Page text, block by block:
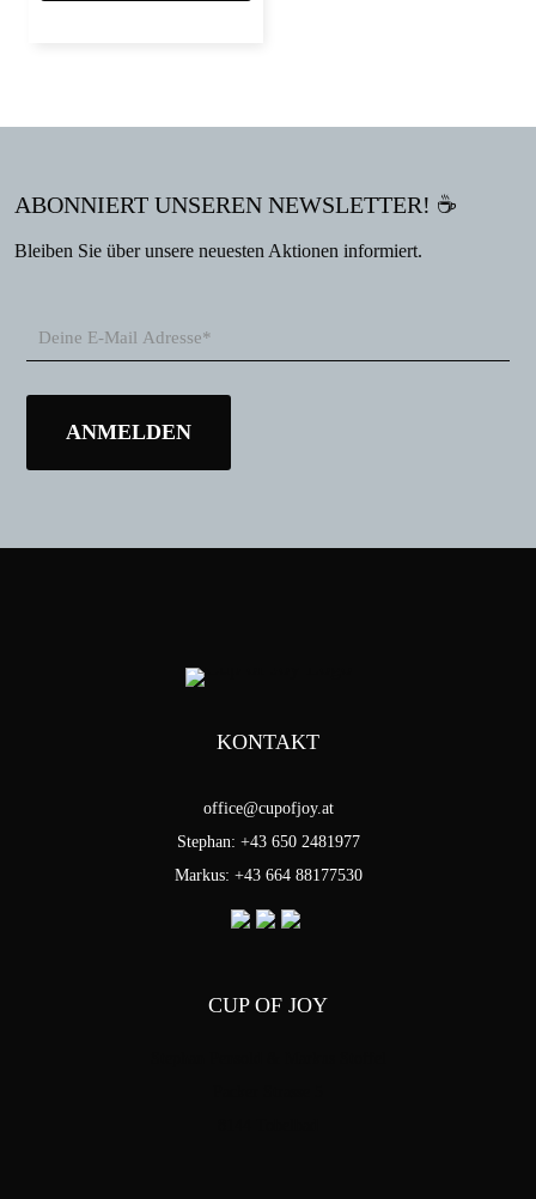
ABONNIERT UNSEREN NEWSLETTER! ☕
Bleiben Sie über unsere neuesten Aktionen informiert.
KONTAKT
office@cupofjoy.at
Stephan: +43 650 2481977
Markus: +43 664 88177530
CUP OF JOY